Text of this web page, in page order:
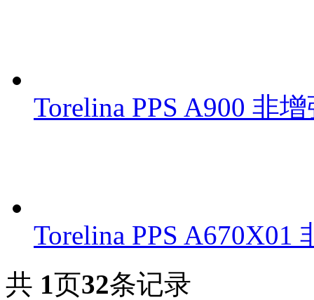
Torelina PPS A900 非
Torelina PPS A670X01
共 1页32条记录